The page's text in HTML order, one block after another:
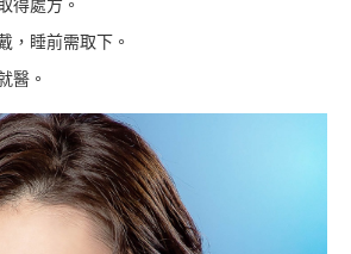
得處方。
，睡前需取下。
醫。